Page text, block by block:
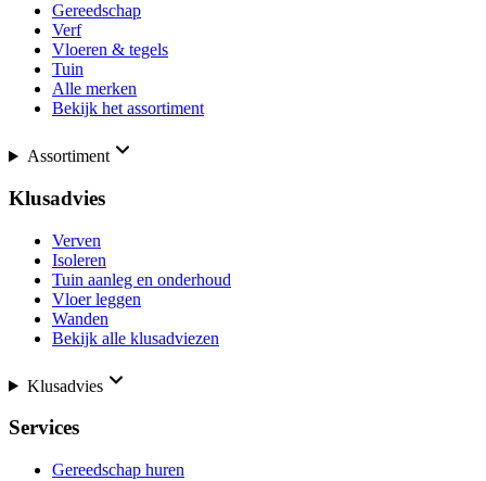
Gereedschap
Verf
Vloeren & tegels
Tuin
Alle merken
Bekijk het assortiment
Assortiment
Klusadvies
Verven
Isoleren
Tuin aanleg en onderhoud
Vloer leggen
Wanden
Bekijk alle klusadviezen
Klusadvies
Services
Gereedschap huren